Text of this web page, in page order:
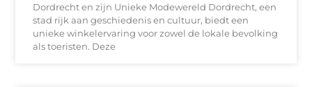
Dordrecht en zijn Unieke Modewereld Dordrecht, een
stad rijk aan geschiedenis en cultuur, biedt een
unieke winkelervaring voor zowel de lokale bevolking
als toeristen. Deze